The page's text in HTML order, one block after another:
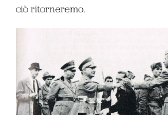
ciò ritorneremo.